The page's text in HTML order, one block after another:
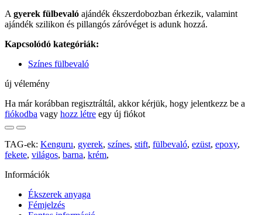
A gyerek fülbevaló ajándék ékszerdobozban érkezik, valamint
ajándék szilikon és pillangós záróvéget is adunk hozzá.
Kapcsolódó kategóriák:
Színes fülbevaló
új vélemény
Ha már korábban regisztráltál, akkor kérjük, hogy jelentkezz be a
fiókodba vagy hozz létre egy új fiókot
TAG-ek: Kenguru, gyerek, színes, stift, fülbevaló, ezüst, epoxy,
fekete, világos, barna, krém,
Információk
Ékszerek anyaga
Fémjelzés